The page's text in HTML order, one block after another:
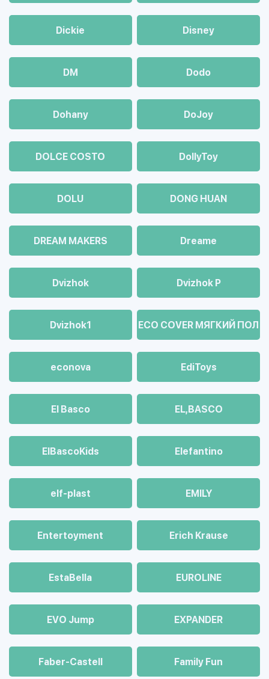
Dickie Disney
DM Dodo
Dohany DoJoy
DOLCE COSTO DollyToy
DOLU DONG HUAN
DREAM MAKERS Dreame
Dvizhok Dvizhok Р
Dvizhok1 ECO COVER МЯГКИЙ ПОЛ
econova EdiToys
El Basco EL,BASCO
ElBascoKids Elefantino
elf-plast EMILY
Entertoyment Erich Krause
EstaBella EUROLINE
EVO Jump EXPANDER
Faber-Castell Family Fun